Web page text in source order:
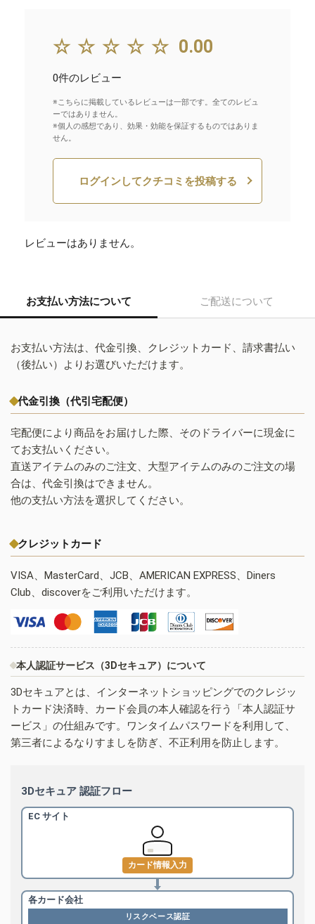
☆☆☆☆☆ 0.00
0件のレビュー
※こちらに掲載しているレビューは一部です。全てのレビュ
ーではありません。
※個人の感想であり、効果・効能を保証するものではありま
せん。
ログインしてクチコミを投稿する
レビューはありません。
お支払い方法について ご配送について
お支払い方法は、代金引換、クレジットカード、請求書払い
（後払い）よりお選びいただけます。
代金引換（代引宅配便）
宅配便により商品をお届けした際、そのドライバーに現金に
てお支払いください。
直送アイテムのみのご注文、大型アイテムのみのご注文の場
合は、代金引換はできません。
他の支払い方法を選択してください。
クレジットカード
VISA、MasterCard、JCB、AMERICAN EXPRESS、Diners
Club、discoverをご利用いただけます。
本人認証サービス（3Dセキュア）について
3Dセキュアとは、インターネットショッピングでのクレジッ
トカード決済時、カード会員の本人確認を行う「本人認証サ
ービス」の仕組みです。ワンタイムパスワードを利用して、
第三者によるなりすましを防ぎ、不正利用を防止します。
3Dセキュア 認証フロー
EC サイト
カード情報入力
各カード会社
リスクベース認証